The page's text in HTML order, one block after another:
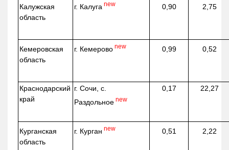
Калужская
область
г. Калуга new 0,90 2,75
Кемеровская
область
г. Кемерово new 0,99 0,52
Краснодарский
край
г. Сочи, с.
Раздольное new
0,17 22,27
Курганская
область
г. Курган new 0,51 2,22